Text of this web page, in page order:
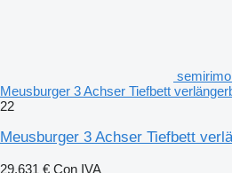
Meusburger 3 Achser Tiefbett
22
Meusburger 3 Achser Tiefbett
29.631 € Con IVA